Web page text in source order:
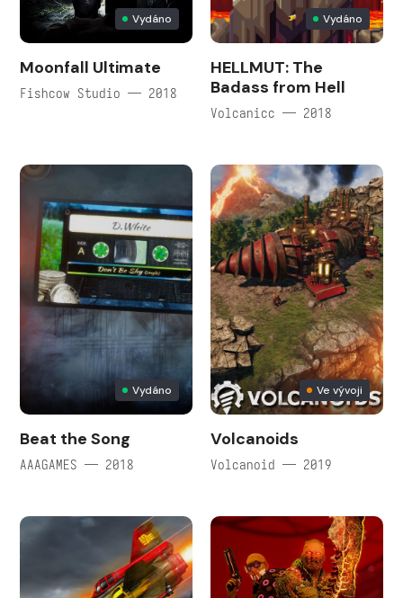
Vydáno
Moonfall Ultimate
Fishcow Studio — 2018
Vydáno
HELLMUT: The
Badass from Hell
Volcanicc — 2018
Vydáno
Beat the Song
AAAGAMES — 2018
Ve vývoji
Volcanoids
Volcanoid — 2019